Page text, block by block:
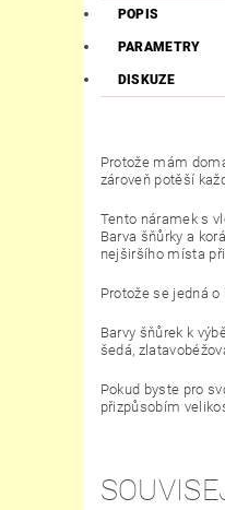
POPIS
PARAMETRY
DISKUZE
Protože mám
zároveň potěší
Tento náramek s
Barva šňůrky a
nejširšího místa
Protože se jedná
Barvy šňůrek k
šedá,
Pokud byste pro
přizpůsobím